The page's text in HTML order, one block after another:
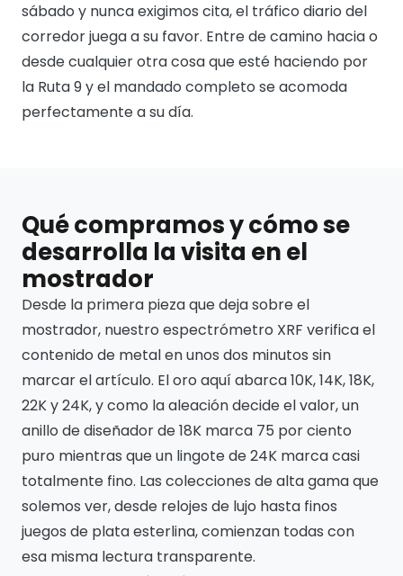
sábado y nunca exigimos cita, el tráfico diario del
corredor juega a su favor. Entre de camino hacia o
desde cualquier otra cosa que esté haciendo por
la Ruta 9 y el mandado completo se acomoda
perfectamente a su día.
Qué compramos y cómo se
desarrolla la visita en el
mostrador
Desde la primera pieza que deja sobre el
mostrador, nuestro espectrómetro XRF verifica el
contenido de metal en unos dos minutos sin
marcar el artículo. El oro aquí abarca 10K, 14K, 18K,
22K y 24K, y como la aleación decide el valor, un
anillo de diseñador de 18K marca 75 por ciento
puro mientras que un lingote de 24K marca casi
totalmente fino. Las colecciones de alta gama que
solemos ver, desde relojes de lujo hasta finos
juegos de plata esterlina, comienzan todas con
esa misma lectura transparente.